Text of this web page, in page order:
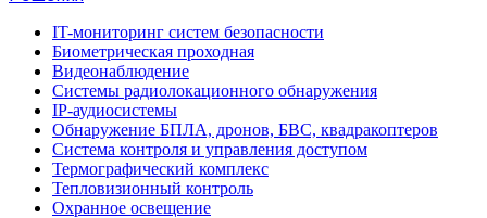
IT-мониторинг систем безопасности
Биометрическая проходная
Видеонаблюдение
Системы радиолокационного обнаружения
IP-аудиосистемы
Обнаружение БПЛА, дронов, БВС, квадракоптеров
Система контроля и управления доступом
Термографический комплекс
Тепловизионный контроль
Охранное освещение